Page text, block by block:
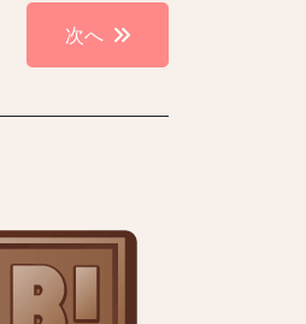
次へ